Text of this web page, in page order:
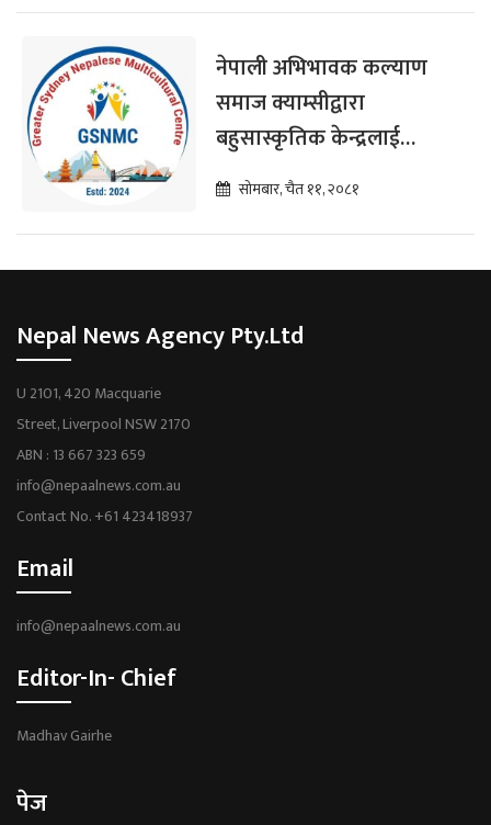
नेपाली अभिभावक कल्याण
समाज क्याम्सीद्वारा
बहुसास्कृतिक केन्द्रलाई
सहयोग प्रदान
सोमबार, चैत ११, २०८१
Nepal News Agency Pty.Ltd
U 2101, 420 Macquarie
Street, Liverpool NSW 2170
ABN : 13 667 323 659
info@nepaalnews.com.au
Contact No. +61 423418937
Email
info@nepaalnews.com.au
Editor-In- Chief
Madhav Gairhe
पेज